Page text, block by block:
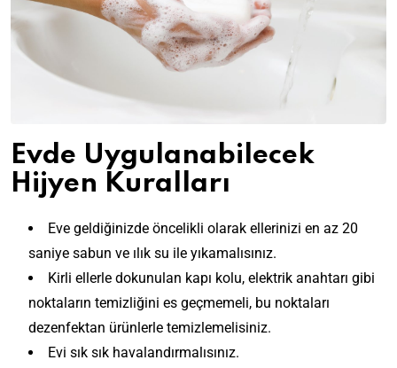
Evde Uygulanabilecek
Hijyen Kuralları
Eve geldiğinizde öncelikli olarak ellerinizi en az 20
saniye sabun ve ılık su ile yıkamalısınız.
Kirli ellerle dokunulan kapı kolu, elektrik anahtarı gibi
noktaların temizliğini es geçmemeli, bu noktaları
dezenfektan ürünlerle temizlemelisiniz.
Evi sık sık havalandırmalısınız.